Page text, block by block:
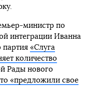
министр по
интеграции Иванна
партия «Слуга
количество
Рады нового
«предложили свое